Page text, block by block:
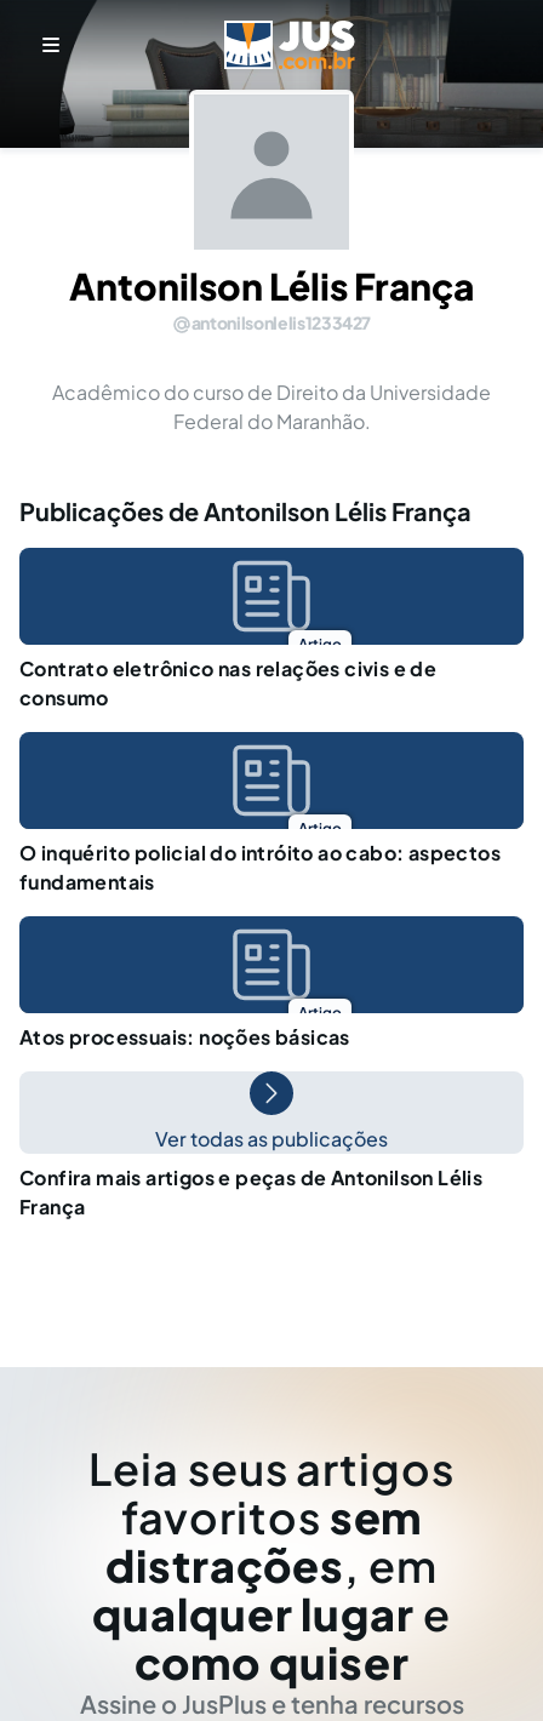
Antonilson Lélis França
antonilsonlelis1233427
Acadêmico do curso de Direito da Universidade
Federal do Maranhão.
Publicações de Antonilson Lélis França
Artigo
Contrato eletrônico nas relações civis e de
consumo
Artigo
O inquérito policial do intróito ao cabo: aspectos
fundamentais
Artigo
Atos processuais: noções básicas
Ver todas as publicações
Confira mais artigos e peças de Antonilson Lélis
França
Leia seus artigos
favoritos sem
distrações, em
qualquer lugar e
como quiser
Assine o JusPlus e tenha recursos